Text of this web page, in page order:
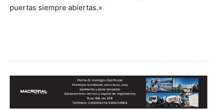
puertas siempre abiertas.»